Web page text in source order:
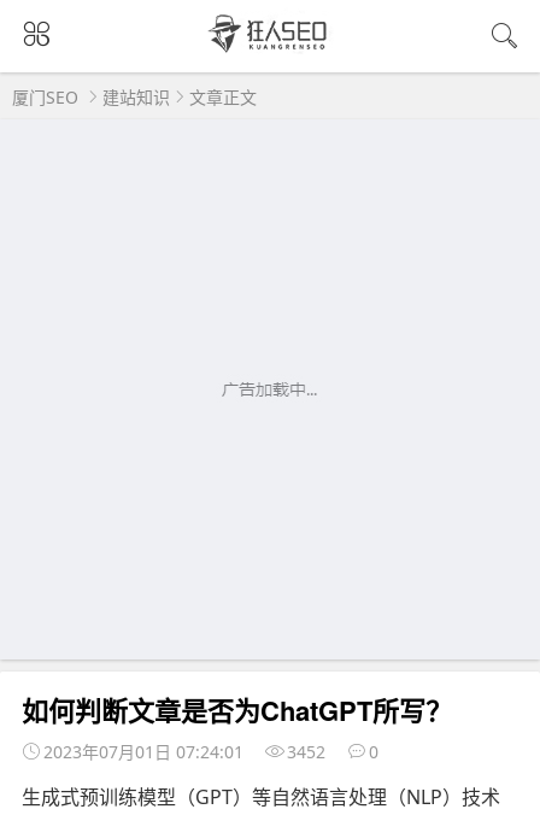
厦门SEO 建站知识 文章正文
如何判断文章是否为ChatGPT所写？
2023年07月01日 07:24:01 3452 0
生成式预训练模型（GPT）等自然语言处理（NLP）技术